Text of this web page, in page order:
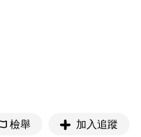
檢舉 加入追蹤